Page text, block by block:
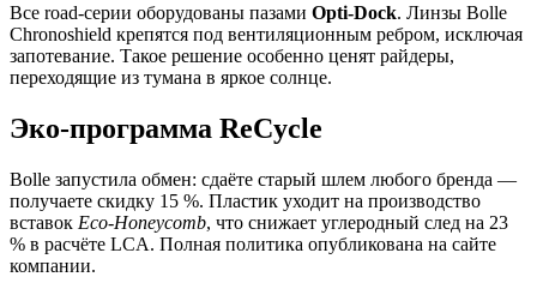
Все road-серии оборудованы пазами Opti-Dock. Линзы Bolle
Chronoshield крепятся под вентиляционным ребром, исключая
запотевание. Такое решение особенно ценят райдеры,
переходящие из тумана в яркое солнце.
Эко-программа ReCycle
Bolle запустила обмен: сдаёте старый шлем любого бренда —
получаете скидку 15 %. Пластик уходит на производство
вставок Eco-Honeycomb, что снижает углеродный след на 23
% в расчёте LCA. Полная политика опубликована на сайте
компании.